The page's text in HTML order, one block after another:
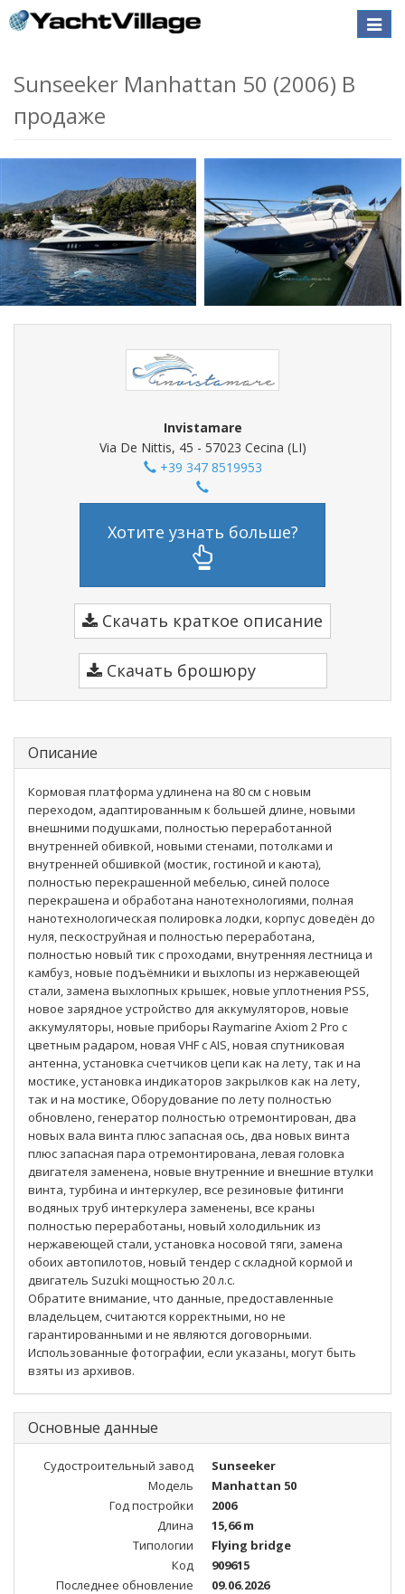
Toggle
Sunseeker Manhattan 50 (2006) В
продаже
Invistamare
Via De Nittis, 45 - 57023 Cecina (LI)
+39 347 8519953
Хотите узнать больше?
Скачать краткое описание
Скачать брошюру
Описание
Кормовая платформа удлинена на 80 см с новым
переходом, адаптированным к большей длине, новыми
внешними подушками, полностью переработанной
внутренней обивкой, новыми стенами, потолками и
внутренней обшивкой (мостик, гостиной и каюта),
полностью перекрашенной мебелью, синей полосе
перекрашена и обработана нанотехнологиями, полная
нанотехнологическая полировка лодки, корпус доведён до
нуля, пескоструйная и полностью переработана,
полностью новый тик с проходами, внутренняя лестница и
камбуз, новые подъёмники и выхлопы из нержавеющей
стали, замена выхлопных крышек, новые уплотнения PSS,
новое зарядное устройство для аккумуляторов, новые
аккумуляторы, новые приборы Raymarine Axiom 2 Pro с
цветным радаром, новая VHF с AIS, новая спутниковая
антенна, установка счетчиков цепи как на лету, так и на
мостике, установка индикаторов закрылков как на лету,
так и на мостике, Оборудование по лету полностью
обновлено, генератор полностью отремонтирован, два
новых вала винта плюс запасная ось, два новых винта
плюс запасная пара отремонтирована, левая головка
двигателя заменена, новые внутренние и внешние втулки
винта, турбина и интеркулер, все резиновые фитинги
водяных труб интеркулера заменены, все краны
полностью переработаны, новый холодильник из
нержавеющей стали, установка носовой тяги, замена
обоих автопилотов, новый тендер с складной кормой и
двигатель Suzuki мощностью 20 л.с.
Обратите внимание, что данные, предоставленные
владельцем, считаются корректными, но не
гарантированными и не являются договорными.
Использованные фотографии, если указаны, могут быть
взяты из архивов.
Основные данные
Судостроительный завод
Sunseeker
Модель
Manhattan 50
Год постройки
2006
Длина
15,66 m
Типологии
Flying bridge
Код
909615
Последнее обновление
09.06.2026